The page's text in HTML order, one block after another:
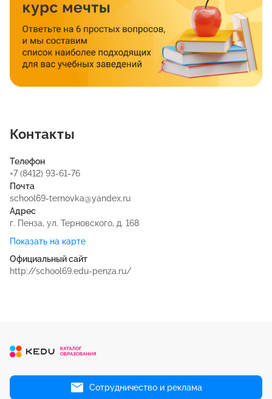
Контакты
Телефон
+7 (8412) 93-61-76
Почта
school69-ternovka@yandex.ru
Адрес
г. Пенза, ул. Терновского, д. 168
Показать на карте
Официальный сайт
http://school69.edu-penza.ru/
Сотрудничество и реклама